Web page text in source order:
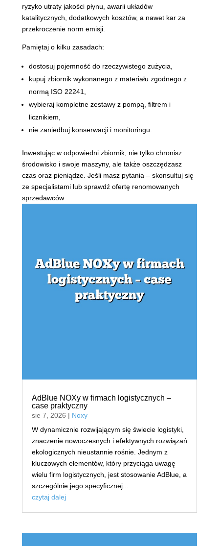
ryzyko utraty jakości płynu, awarii układów
katalitycznych, dodatkowych kosztów, a nawet kar za
przekroczenie norm emisji.
Pamiętaj o kilku zasadach:
dostosuj pojemność do rzeczywistego zużycia,
kupuj zbiornik wykonanego z materiału zgodnego z
normą ISO 22241,
wybieraj kompletne zestawy z pompą, filtrem i
licznikiem,
nie zaniedbuj konserwacji i monitoringu.
Inwestując w odpowiedni zbiornik, nie tylko chronisz
środowisko i swoje maszyny, ale także oszczędzasz
czas oraz pieniądze. Jeśli masz pytania – skonsultuj się
ze specjalistami lub sprawdź ofertę renomowanych
sprzedawców
AdBlue NOXy w firmach logistycznych –
case praktyczny
sie 7, 2026 | Noxy
W dynamicznie rozwijającym się świecie logistyki,
znaczenie nowoczesnych i efektywnych rozwiązań
ekologicznych nieustannie rośnie. Jednym z
kluczowych elementów, który przyciąga uwagę
wielu firm logistycznych, jest stosowanie AdBlue, a
szczególnie jego specyficznej...
czytaj dalej